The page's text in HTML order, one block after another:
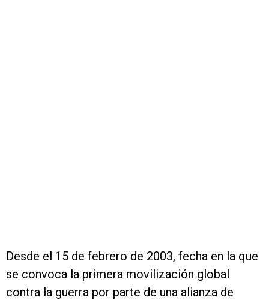
Desde el 15 de febrero de 2003, fecha en la que
se convoca la primera movilización global
contra la guerra por parte de una alianza de